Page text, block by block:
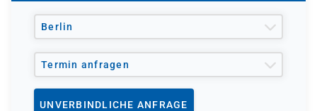
und andere Träger möglich
Berlin
Termin anfragen
UNVERBINDLICHE ANFRAGE